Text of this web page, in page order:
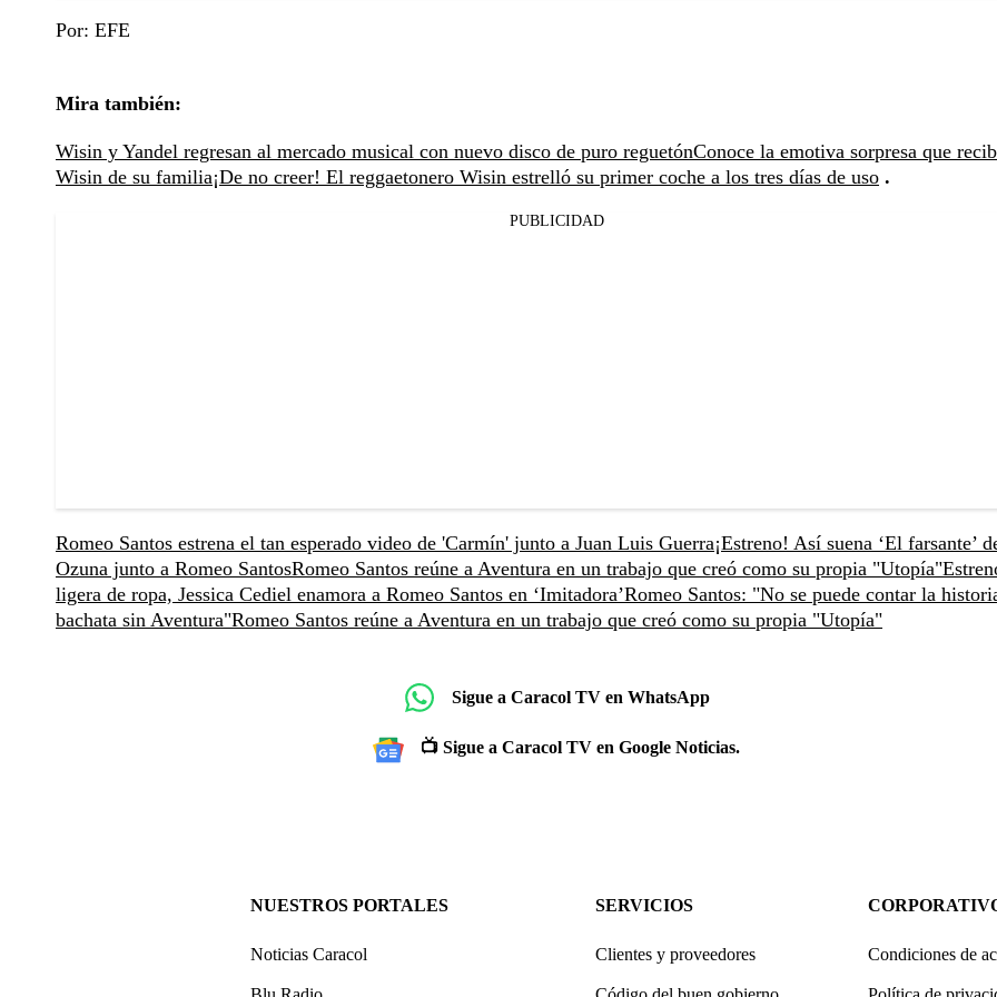
Por: EFE
Mira también:
Wisin y Yandel regresan al mercado musical con nuevo disco de puro reguetónConoce la emotiva sorpresa que
Wisin de su familia¡De no creer! El reggaetonero Wisin estrelló su primer coche a los tres días de uso .
PUBLICIDAD
Romeo Santos estrena el tan esperado video de 'Carmín' junto a Juan Luis Guerra¡Estreno! Así suena ‘El farsante’
Ozuna junto a Romeo SantosRomeo Santos reúne a Aventura en un trabajo que creó como su propia "Utopía"
ligera de ropa, Jessica Cediel enamora a Romeo Santos en ‘Imitadora’Romeo Santos: "No se puede contar la
bachata sin Aventura"Romeo Santos reúne a Aventura en un trabajo que creó como su propia "Utopía"
Sigue a Caracol TV en WhatsApp
📺 Sigue a Caracol TV en Google Noticias.
NUESTROS PORTALES
Noticias Caracol
SERVICIOS
Clientes y proveedores Condiciones de